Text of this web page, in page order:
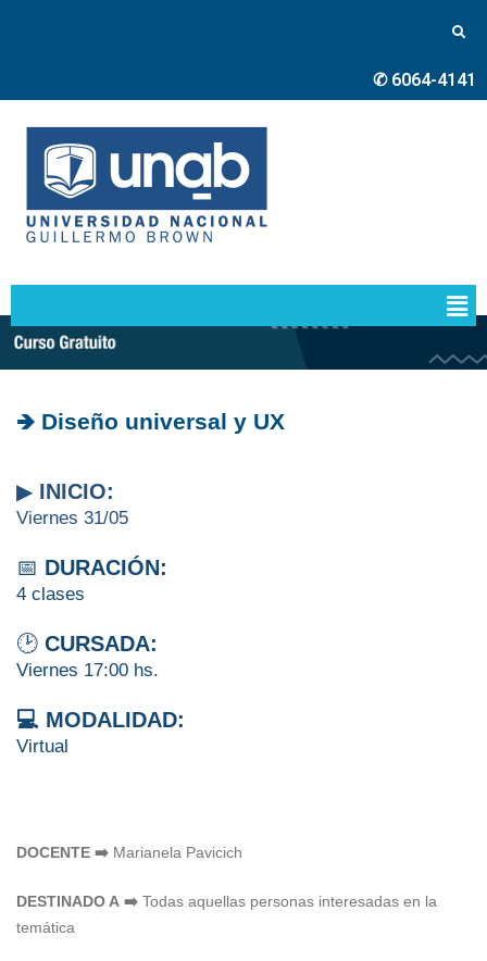
✆ 6064-4141
🡺 Diseño universal y UX
▶ INICIO:
Viernes 31/05
📅 DURACIÓN:
4 clases
🕑 CURSADA:
Viernes 17:00 hs.
💻 MODALIDAD:
Virtual
DOCENTE ➡️ Marianela Pavicich
DESTINADO A ➡️ Todas aquellas personas interesadas en la
temática